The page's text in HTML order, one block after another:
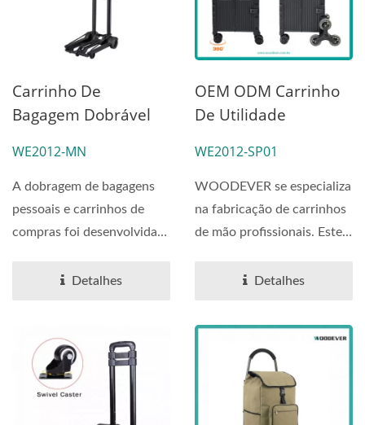
Carrinho De
Bagagem Dobrável
Alta Carga -
Atacadista De Uma
Parada.
WE2012-MN
A dobragem de bagagens
pessoais e carrinhos de
compras foi desenvolvida
Detalhes
OEM ODM Carrinho
De Utilidade
Dobravel Caixa De
Armazenamento
Carrinho De
Compras Portátil
Escadas E
Personalizado Com
Rodas Rotativas De
WE2012-SP01
WOODEVER se especializa
na fabricação de carrinhos
de mão profissionais. Este
Detalhes